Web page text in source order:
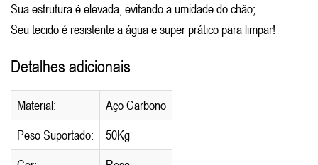
Sua estrutura é elevada, evitando a umidade do chão;
Seu tecido é resistente a água e super prático para limpar!
Detalhes adicionais
Material:
Aço Carbono
Peso Suportado:
50Kg